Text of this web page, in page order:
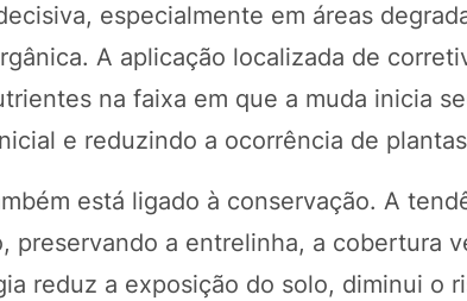
especialmente em áreas
A aplicação localizada de
na faixa em que a muda inicia
e reduzindo a ocorrência de
está ligado à conservação. A
preservando a entrelinha, a cobertura
reduz a exposição do solo, diminui o